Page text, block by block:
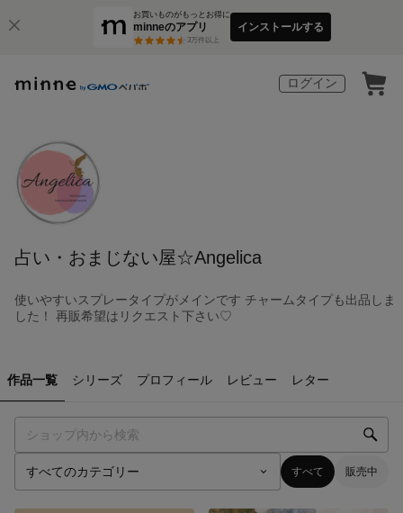
お買いものがもっとお得に
minneのアプリ
3万件以上
インストールする
ログイン
占い・おまじない屋☆Angelica
使いやすいスプレータイプがメインです チャームタイプも出品しま
した！ 再販希望はリクエスト下さい♡
作品一覧 シリーズ プロフィール レビュー レター
すべて 販売中